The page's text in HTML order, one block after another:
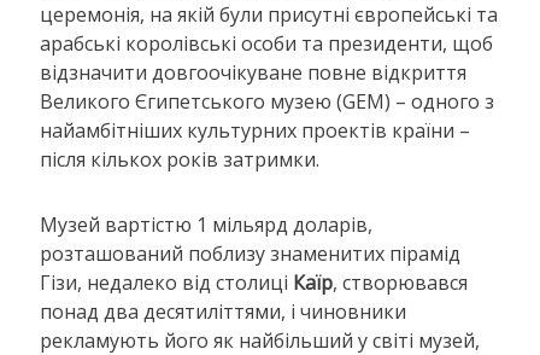
церемонія, на якій були присутні європейські та
арабські королівські особи та президенти, щоб
відзначити довгоочікуване повне відкриття
Великого Єгипетського музею (GEM) – одного з
найамбітніших культурних проектів країни –
після кількох років затримки.
Музей вартістю 1 мільярд доларів,
розташований поблизу знаменитих пірамід
Гізи, недалеко від столиці Каїр, створювався
понад два десятиліттями, і чиновники
рекламують його як найбільший у світі музей,